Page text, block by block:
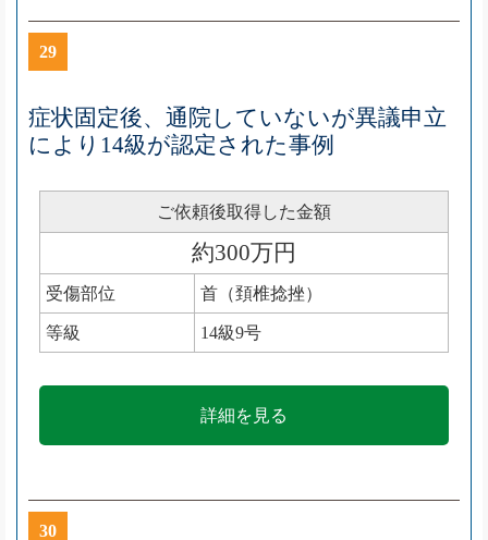
29
症状固定後、通院していないが異議申立
により14級が認定された事例
ご依頼後取得した金額
約300万円
受傷部位 首（頚椎捻挫）
等級 14級9号
詳細を見る
30